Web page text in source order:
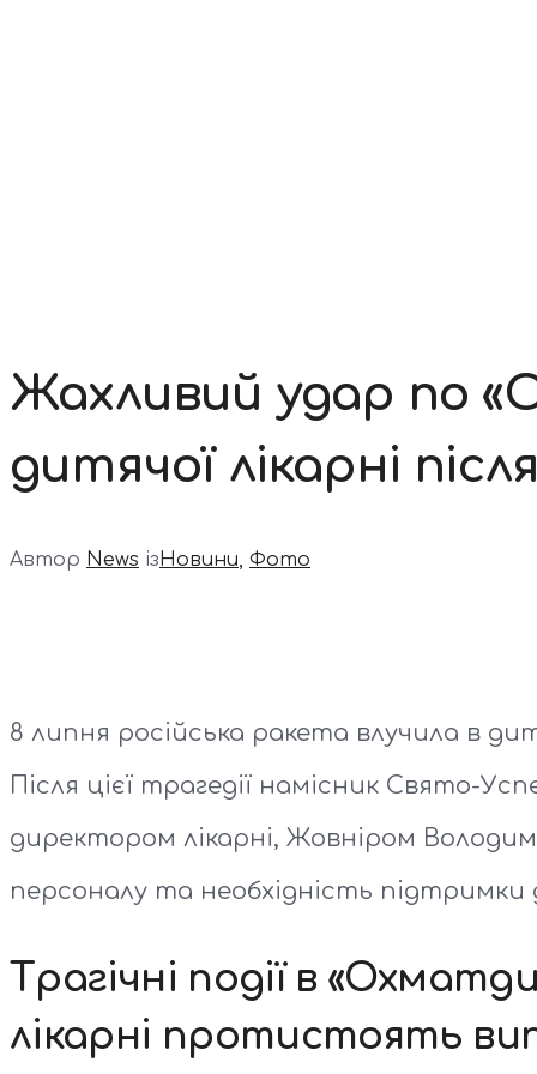
Жахливий удар по
дитячої лікарні
Автор News ізНовини, Фото
8 липня російська ракета влучила в
Після цієї трагедії намісник Свято-
директором лікарні, Жовніром
персоналу та необхідність підтримки
Трагічні події в
лікарні протистоять